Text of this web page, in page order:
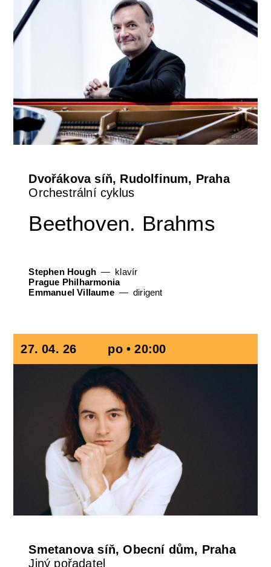
Dvořákova síň, Rudolfinum, Praha
Orchestrální cyklus
Beethoven. Brahms
Stephen Hough
klavír
Prague Philharmonia
Emmanuel Villaume
dirigent
27. 04. 26 po • 20:00
Smetanova síň, Obecní dům, Praha
Jiný pořadatel